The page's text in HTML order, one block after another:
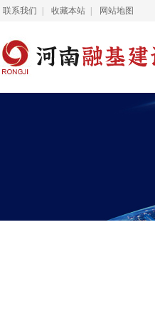
联系我们 收藏本站 网站地图